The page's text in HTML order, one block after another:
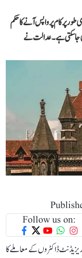
طور پر کام پر واپس آنے کا حکم
جا سکتی ہے۔ عدالت نے
Follow us on:
ریزیڈنٹ ڈاکٹروں کے معاملے کا